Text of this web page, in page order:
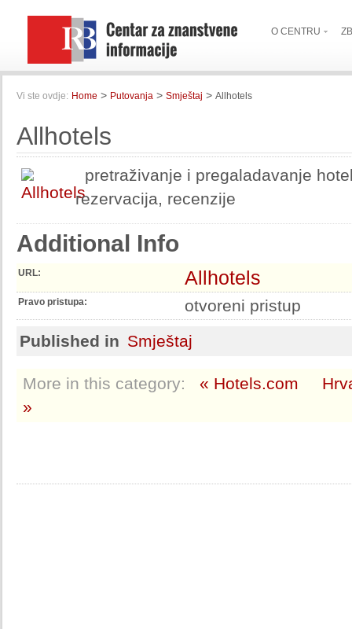
O CENTRU
Vi ste ovdje: Home > Putovanja > Smještaj > Allhotels
Allhotels
pretraživanje i pregaladavanje
rezervacija, recenzije
Additional Info
URL: Allhotels
Pravo pristupa:
otvoreni pristup
Published in Smještaj
More in this category: « Hotels.com
»